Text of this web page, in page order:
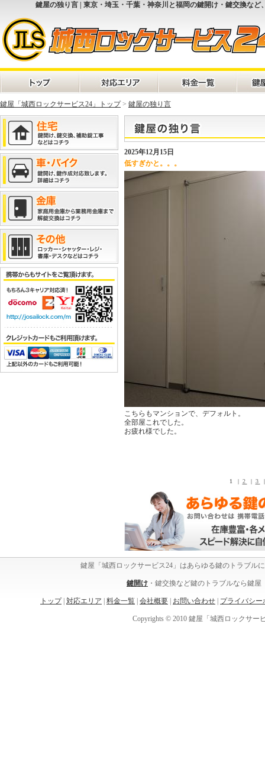
鍵屋の独り言 | 東京・埼玉・千葉・神奈川と福岡の鍵開け・鍵交換な
鍵屋「城西ロックサービス24」トップ> 鍵屋の独り言
2025年12月15日
低すぎかと。。。
こちらもマンションで、デフォルト。
全部屋これでした。
お疲れ様でした。
1 | 2 | 3
鍵屋「城西ロックサービス24」はあらゆる鍵のトラブル
鍵開け ・鍵交換など鍵のトラブルなら鍵
トップ| 対応エリア 料金一覧 会社概要 お問い合わせ プライバシー
Copyrights © 2010 鍵屋「城西ロックサー